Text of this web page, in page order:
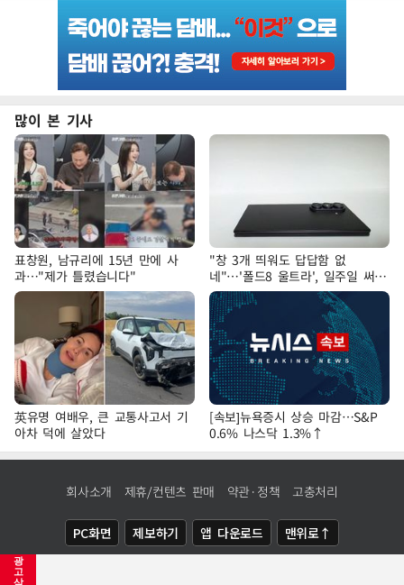
광
고
삭
많이 본 기사
표창원, 남규리에 15년 만에 사
과…"제가 틀렸습니다"
"창 3개 띄워도 답답함 없
네"…'폴드8 울트라', 일주일 써보
니
英유명 여배우, 큰 교통사고서 기
아차 덕에 살았다
[속보]뉴욕증시 상승 마감…S&P
0.6% 나스닥 1.3%↑
회사소개 제휴/컨텐츠 판매 약관·정책 고충처리
PC화면 제보하기 앱 다운로드 맨위로↑